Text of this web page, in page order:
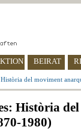
BEIRAT
del moviment
Història
1980)